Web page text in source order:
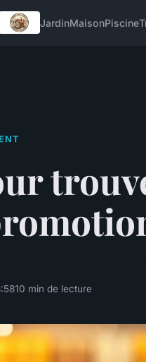
JardinMaisonPiscine
10 min de lecture